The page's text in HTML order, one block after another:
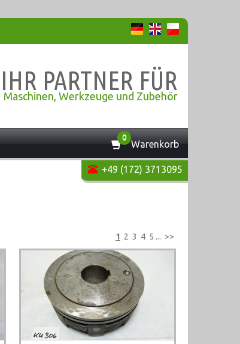
IHR PARTNER FÜR
Maschinen, Werkzeuge und Zubehör
0
Warenkorb
+49 (172) 3713095
1 2 3 4 5 ... >>